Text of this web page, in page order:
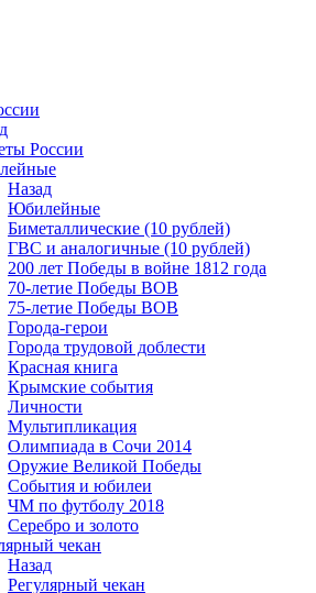
России
Назад
Юбилейные
Биметаллические (10 рублей)
ГВС и аналогичные (10 рублей)
200 лет Победы в войне 1812 года
70-летие Победы ВОВ
75-летие Победы ВОВ
Города-герои
Города трудовой доблести
Красная книга
Крымские события
Личности
Мультипликация
Олимпиада в Сочи 2014
Оружие Великой Победы
События и юбилеи
ЧМ по футболу 2018
Серебро и золото
чекан
Назад
Регулярный чекан